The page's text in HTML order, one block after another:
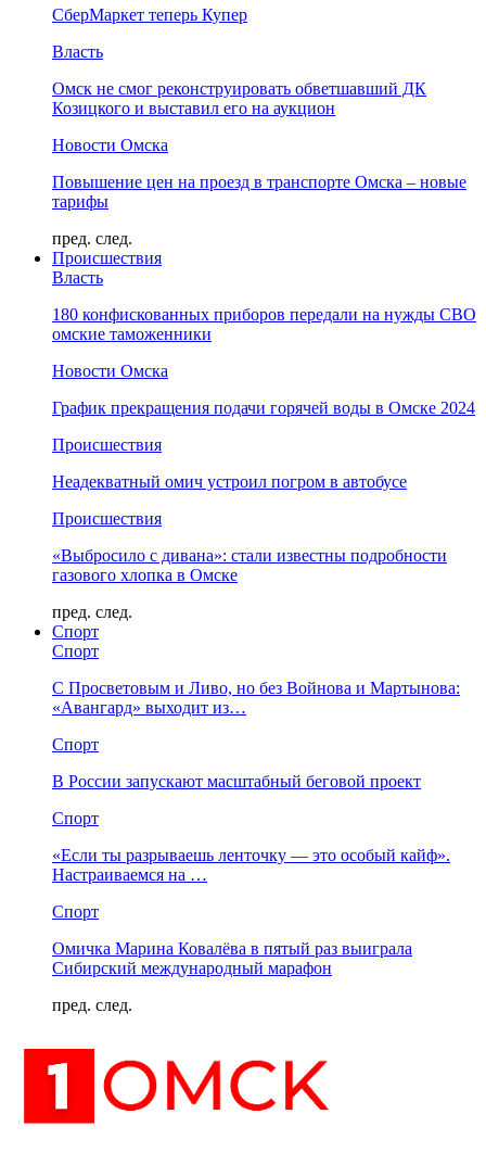
СберМаркет теперь Купер
Власть
Омск не смог реконструировать обветшавший ДК
Козицкого и выставил его на аукцион
Новости Омска
Повышение цен на проезд в транспорте Омска – новые
тарифы
пред. след.
Происшествия
Власть
180 конфискованных приборов передали на нужды СВО
омские таможенники
Новости Омска
График прекращения подачи горячей воды в Омске 2024
Происшествия
Неадекватный омич устроил погром в автобусе
Происшествия
«Выбросило с дивана»: стали известны подробности
газового хлопка в Омске
пред. след.
Спорт
Спорт
С Просветовым и Ливо, но без Войнова и Мартынова:
«Авангард» выходит из…
Спорт
В России запускают масштабный беговой проект
Спорт
«Если ты разрываешь ленточку — это особый кайф».
Настраиваемся на …
Спорт
Омичка Марина Ковалёва в пятый раз выиграла
Сибирский международный марафон
пред. след.